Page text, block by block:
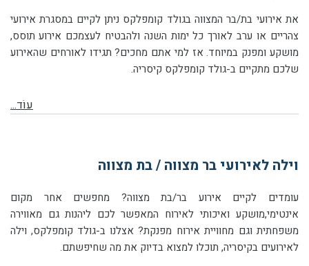
את אירועי בת/בר המצווה בגולד קומפלקס ניתן לקיים במסגרת אירועי
צהריים או ערב לאורך כל ימות השנה ולהבטיח לעצמכם אירוע תוסס,
מושקע ומפנק במיוחד. אז למי אתם מחכים? תגידו לאורחים שהאירוע
שלכם מתקיים ב-גולד קומפלקס קיסריה.
עוֹד...
וילה לאירועי בר מצווה / בת מצווה
עומדים לקיים אירוע בר/בת מצווה? מחפשים אחר מקום
אינטימי,מושקע ואיכותי לאירוח המאפשר לכם ליהנות גם מאווירה
משפחתית וגם מחוויית אירוח מפנקת? אצלנו ב-גולד קומפלקס, וילה
לאירועים בקיסריה, תוכלו למצוא בדיוק את מה שחיפשתם.